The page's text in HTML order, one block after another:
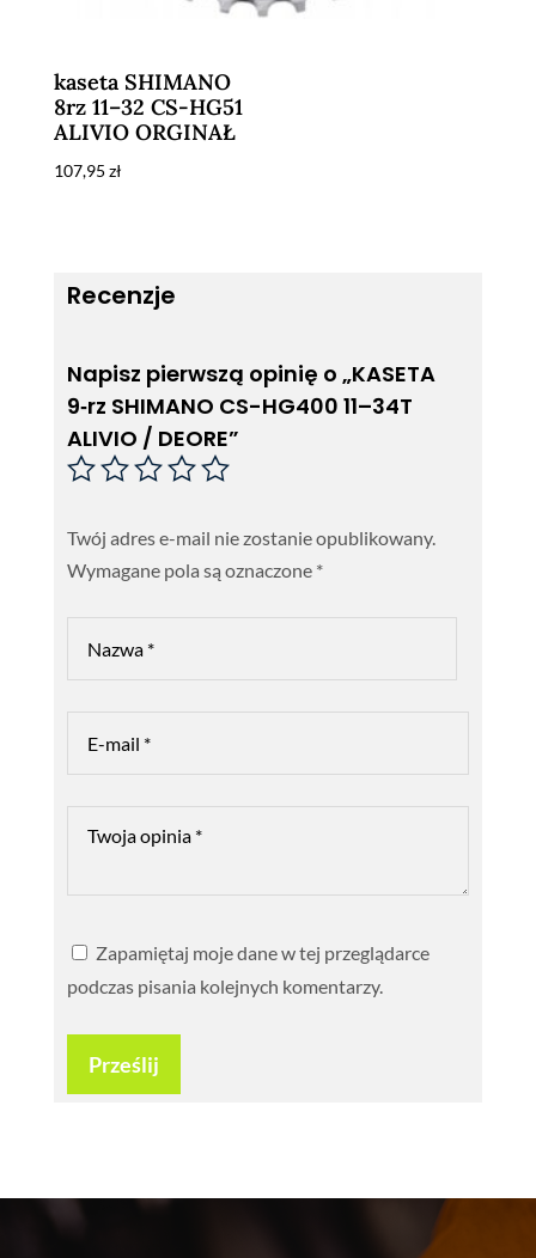
kaseta SHIMANO
8rz 11–32 CS-HG51
ALIVIO ORGINAŁ
107,95 zł
Recenzje
Napisz pierwszą opinię o „KASETA
9‑rz SHIMANO CS-HG400 11–34T
ALIVIO / DEORE”
Twój adres e-mail nie zostanie opublikowany.
Wymagane pola są oznaczone *
Zapamiętaj moje dane w tej przeglądarce
podczas pisania kolejnych komentarzy.
Prześlij